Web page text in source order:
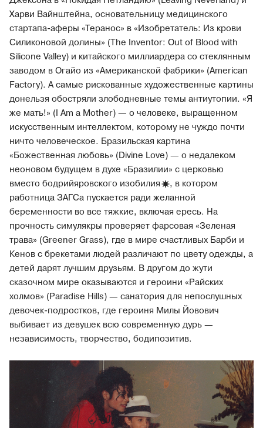
Харви Вайнштейна, основательницу медицинского
стартапа-аферы «Теранос» в «Изобретатель: Из крови
Силиконовой долины» (The Inventor: Out of Blood with
Silicone Valley) и китайского миллиардера со стеклянным
заводом в Огайо из «Американской фабрики» (American
Factory). А самые рискованные художественные картины
донельзя обостряли злободневные темы антиутопии. «Я
же мать!» (I Am a Mother) — о человеке, выращенном
искусственным интеллектом, которому не чуждо почти
ничто человеческое. Бразильская картина
«Божественная любовь» (Divine Love) — о недалеком
неоновом будущем в духе «Бразилии» с церковью
вместо бодрийяровского изобилия
, в котором
работница ЗАГСа пускается ради желанной
беременности во все тяжкие, включая ересь. На
прочность симулякры проверяет фарсовая «Зеленая
трава» (Greener Grass), где в мире счастливых Барби и
Кенов с брекетами людей различают по цвету одежды, а
детей дарят лучшим друзьям. В другом до жути
сказочном мире оказываются и героини «Райских
холмов» (Paradise Hills) — санатория для непослушных
девочек-подростков, где героиня Милы Йовович
выбивает из девушек всю современную дурь —
независимость, творчество, бодипозитив.